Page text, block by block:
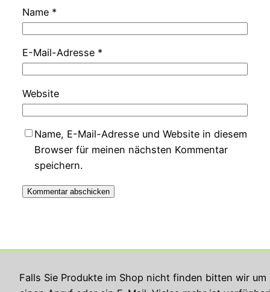
Falls Sie Produkte im Shop nicht finden bitten wir um
Name *
E-Mail-Adresse *
Website
Name, E-Mail-Adresse und Website in diesem
Browser für meinen nächsten Kommentar
speichern.